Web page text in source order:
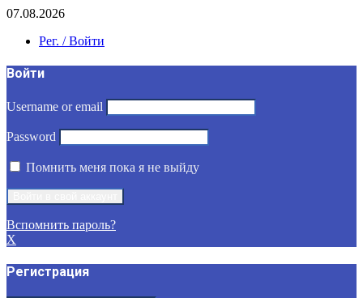
07.08.2026
Рег. / Войти
Войти
Username or email
Password
Помнить меня пока я не выйду
Вспомнить пароль?
X
Регистрация